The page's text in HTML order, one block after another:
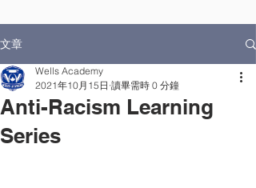
文章
Anti-Racism Learning
Series
Wells Academy
2021年10月15日 讀畢需時 0 分鐘